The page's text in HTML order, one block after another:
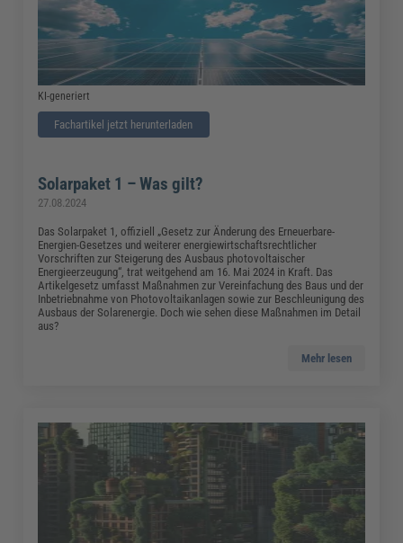
KI-generiert
Fachartikel jetzt herunterladen
Solarpaket 1 – Was gilt?
27.08.2024
Das Solarpaket 1, offiziell „Gesetz zur Änderung des Erneuerbare-
Energien-Gesetzes und weiterer energiewirtschaftsrechtlicher
Vorschriften zur Steigerung des Ausbaus photovoltaischer
Energieerzeugung“, trat weitgehend am 16. Mai 2024 in Kraft. Das
Artikelgesetz umfasst Maßnahmen zur Vereinfachung des Baus und der
Inbetriebnahme von Photovoltaikanlagen sowie zur Beschleunigung des
Ausbaus der Solarenergie. Doch wie sehen diese Maßnahmen im Detail
aus?
Mehr lesen